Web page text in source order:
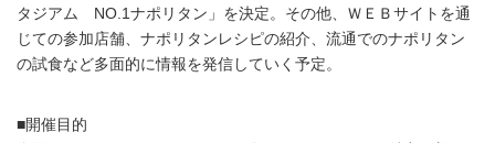
タジアム NO.1ナポリタン」を決定。その他、ＷＥＢサイトを通
じての参加店舗、ナポリタンレシピの紹介、流通でのナポリタン
の試食など多面的に情報を発信していく予定。
■開催目的